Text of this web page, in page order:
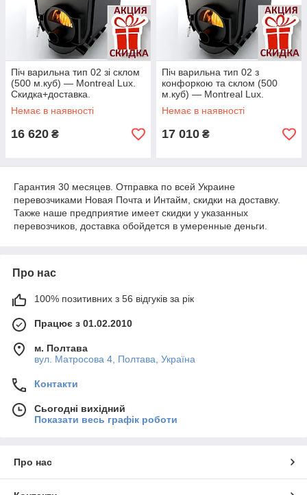
Піч варильна тип 02 зі склом
(500 м.куб) — Montreal Lux.
Скидка+доставка.
Немає в наявності
16 620 ₴
Піч варильна тип 02 з
конфоркою та склом (500
м.куб) — Montreal Lux.
Доставимо + соска
Немає в наявності
17 010 ₴
Гарантия 30 месяцев. Отправка по всей Украине
перевозчиками Новая Почта и Интайм, скидки на доставку.
Также наше предприятие имеет скидки у указанных
перевозчиков, доставка обойдется в умеренные деньги.
Про нас
100% позитивних з 56 відгуків за рік
Працює з 01.02.2010
м. Полтава
вул. Матросова 4, Полтава, Україна
Контакти
Сьогодні вихідний
Показати весь графік роботи
Про нас